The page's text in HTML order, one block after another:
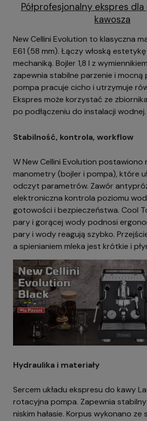
Półprofesjonalny ekspres
kawosza
New Cellini Evolution to klasyczna
E61 (58 mm). Łączy włoską
mechaniką. Bojler 1,8 l z
zapewnia stabilne parzenie i mocną
pompa pracuje cicho i utrzymuje
Ekspres może korzystać ze
po podłączeniu do instalacji wodnej.
Stabilność, kontrola, workflow
W New Cellini Evolution postawiono
manometry (bojler i pompa), które
odczyt parametrów. Zawór
elektroniczna kontrola poziomu
gotowości i bezpieczeństwa. Cool
pary i gorącej wody podnosi
pary i wody reagują szybko.
a spienianiem mleka jest krótkie i
Hydraulika i materiały
Sercem układu ekspresu do kawy
rotacyjna pompa. Zapewnia
niskim hałasie. Korpus wykonano ze